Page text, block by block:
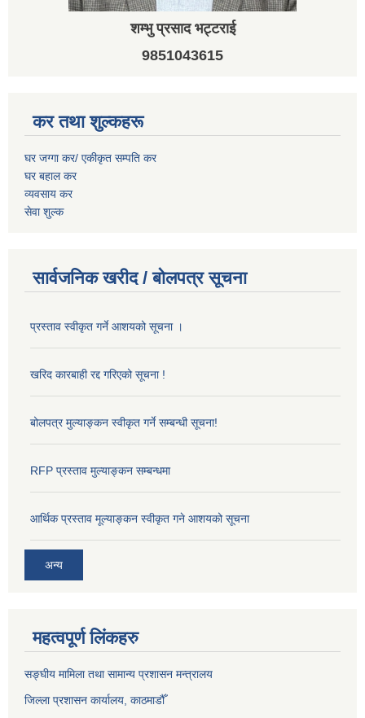
शम्भु प्रसाद भट्टराई
9851043615
कर तथा शुल्कहरू
घर जग्गा कर/ एकीकृत सम्पति कर
घर बहाल कर
व्यवसाय कर
सेवा शुल्क
सार्वजनिक खरीद / बोलपत्र सूचना
प्रस्ताव स्वीकृत गर्ने आशयको सूचना ।
खरिद कारबाही रद्द गरिएको सूचना !
बोलपत्र मुल्याङ्कन स्वीकृत गर्ने सम्बन्धी सूचना!
RFP प्रस्ताव मुल्याङ्कन सम्बन्धमा
आर्थिक प्रस्ताव मूल्याङ्कन स्वीकृत गने आशयको सूचना
अन्य
महत्वपूर्ण लिंकहरु
सङ्‍घीय मामिला तथा सामान्य प्रशासन मन्त्रालय
जिल्ला प्रशासन कार्यालय, काठमाडौँ